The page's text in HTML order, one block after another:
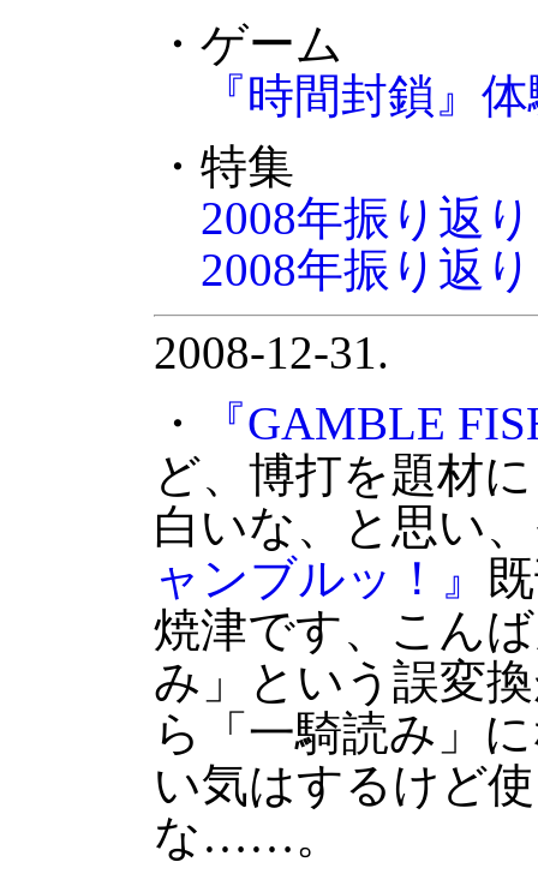
・ゲーム
『時間封鎖』
・特集
2008年振り返
2008年振り返
2008-12-31.
・
『GAMBLE
ど、博打を題材
白いな、と思い
ャンブルッ！』
焼津です、こん
み」という誤変
ら「一騎読み」
い気はするけど
な……。